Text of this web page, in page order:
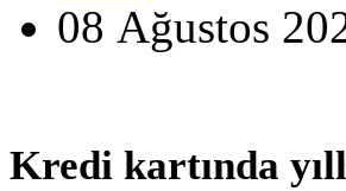
08 Ağustos
Kredi kartında